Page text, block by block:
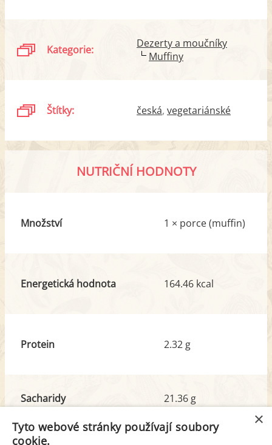
Kategorie:
Dezerty a moučníky
Muffiny
Štítky: česká vegetariánské
NUTRIČNÍ HODNOTY
Množství 1 × porce (muffin)
Energetická hodnota 164.46 kcal
Protein 2.32 g
Sacharidy
z toho cukr
21.36 g
11.95 g
×
Tyto webové stránky používají soubory
cookie.